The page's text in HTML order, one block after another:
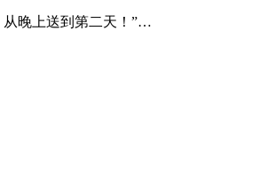
从晚上送到第二天！”…